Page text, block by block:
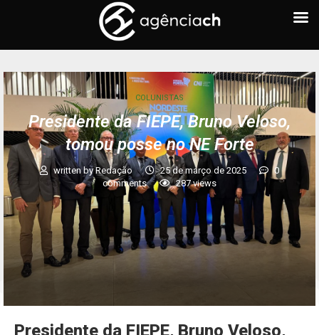
COLUNISTAS
Presidente da FIEPE, Bruno Veloso,
tomou posse no NE Forte
written byRedação 25 de março de 2025
0
comments
287views
Presidente da FIEPE, Bruno Veloso,